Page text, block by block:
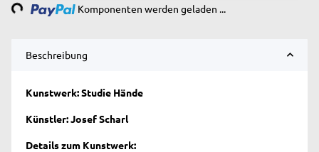
Komponenten werden geladen ...
Beschreibung
Kunstwerk: Studie Hände
Künstler: Josef Scharl
Details zum Kunstwerk: